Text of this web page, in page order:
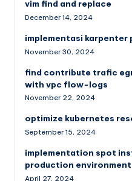
vim find and replace
December 14, 2024
implementasi karpenter
November 30, 2024
find contribute trafic
with vpc flow-logs
November 22, 2024
optimize kubernetes
September 15, 2024
implementation spot
production environment
April 27, 2024